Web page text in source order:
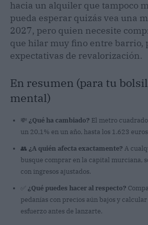
hacia un alquiler que tampoco
pueda esperar quizás vea una
2027, pero quien necesite
que hilar muy fino entre barrio,
expectativas de revalorización.
En resumen (para tu
mental)
💸 ¿Qué ha cambiado? El metro
un 20,1% en un año, hasta los 1.623
👥 ¿A quién afecta exactamente? A
busque comprar en la capital murciana,
con ingresos ajustados.
¿Qué puedes hacer al respecto?
pedanías con precios aún bajos y
esfuerzo antes de lanzarte.